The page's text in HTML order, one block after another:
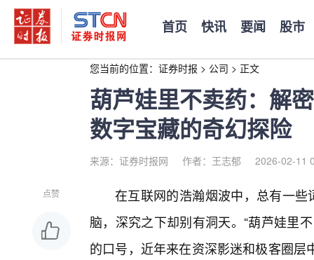
首页 快讯 要闻 股市
您当前的位置： 证券时报 > 公司 > 正文
葫芦娃里不卖药：解
数字宝藏的奇幻探险
来源：证券时报网 作者：王志郁 2026-02-11
点赞
在互联网的浩瀚烟波中，总有一些
脑，深究之下却别有洞天。“葫芦娃里
的口号，近年来在资深影迷和极客圈